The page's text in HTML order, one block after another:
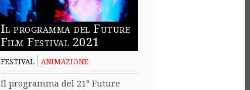
Il programma del Future
Film Festival 2021
FESTIVAL ANIMAZIONE
Il programma del 21° Future